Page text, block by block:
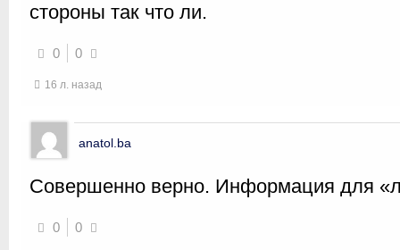
стороны так что ли.
0 0
16 л. назад
anatol.ba
Совершенно верно. Информация для
0 0